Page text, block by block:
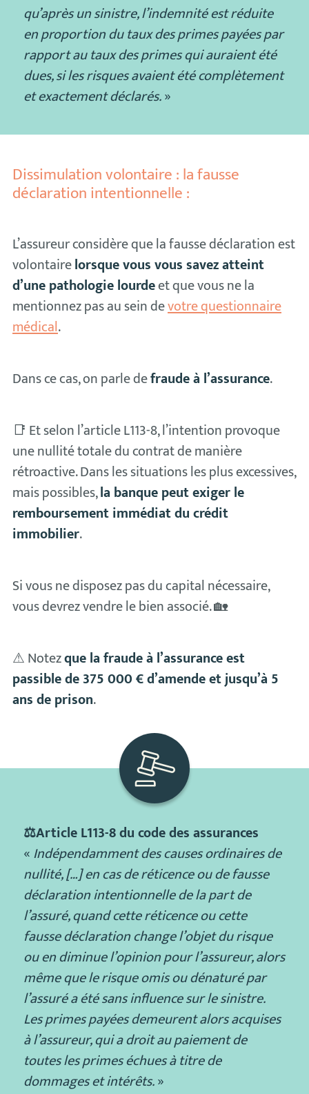
qu’après un sinistre, l’indemnité est réduite
en proportion du taux des primes payées par
rapport au taux des primes qui auraient été
dues, si les risques avaient été complètement
et exactement déclarés.»
Dissimulation volontaire : la fausse
déclaration intentionnelle :
L’assureur considère que la fausse déclaration est
volontairelorsque vous vous savez atteint
d’une pathologie lourdeet que vous ne la
mentionnez pas au sein devotre questionnaire
médical.
Dans ce cas, on parle defraude à l’assurance.
📑 Et selon l’article L113-8, l’intention provoque
une nullité totale du contrat de manière
rétroactive. Dans les situations les plus excessives,
mais possibles,la banque peut exiger le
remboursement immédiat du crédit
immobilier.
Si vous ne disposez pas du capital nécessaire,
vous devrez vendre le bien associé. 🏡
⚠ Notezque la fraude à l’assurance est
passible de 375 000 € d’amende et jusqu’à 5
ans de prison.
⚖Article L113-8 du code des assurances
«Indépendamment des causes ordinaires de
nullité, […] en cas de réticence ou de fausse
déclaration intentionnelle de la part de
l’assuré, quand cette réticence ou cette
fausse déclaration change l’objet du risque
ou en diminue l’opinion pour l’assureur, alors
même que le risque omis ou dénaturé par
l’assuré a été sans influence sur le sinistre.
Les primes payées demeurent alors acquises
à l’assureur, qui a droit au paiement de
toutes les primes échues à titre de
dommages et intérêts.»